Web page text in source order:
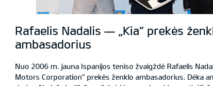
Rafaelis Nadalis — „Kia“ prekės
ambasadorius
Nuo 2006 m. jauna Ispanijos teniso žvaigždė Rafaelis
Motors Corporation“ prekės ženklo ambasadorius. Dėka